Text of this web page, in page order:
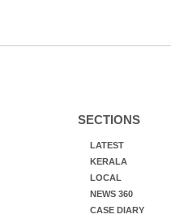
SECTIONS
LATEST
KERALA
LOCAL
NEWS 360
CASE DIARY